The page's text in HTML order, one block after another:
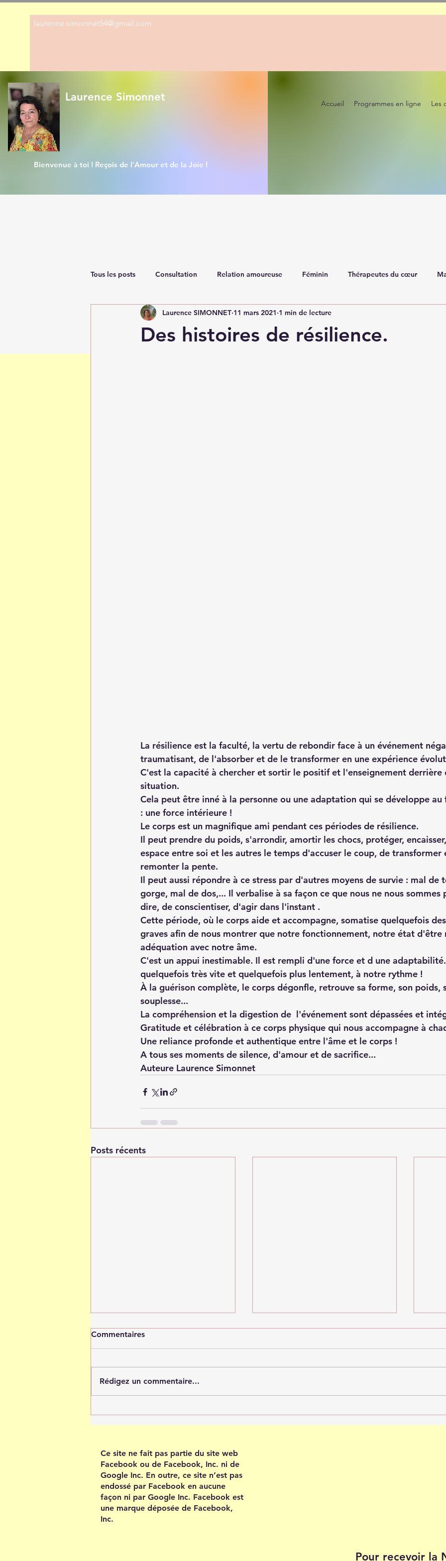
laurence.simonnet54@gmail.com
Laurence Simonnet
Bienvenue à toi ! Reçois de l'Amour et de la Joie !
Accueil Programmes en ligne Les
Tous les posts Consultation Relation amoureuse Féminin Thérapeutes du cœur
Renaissance
Des histoires de résilience.
Laurence SIMONNET 11 mars 2021 1 min de lecture
La résilience est la faculté, la vertu de rebondir face à un événement
traumatisant, de l'absorber et de le transformer en une expérience
C'est la capacité à chercher et sortir le positif et l'enseignement derrière
situation.
Cela peut être inné à la personne ou une adaptation qui se développe au
: une force intérieure !
Le corps est un magnifique ami pendant ces périodes de résilience.
Il peut prendre du poids, s'arrondir, amortir les chocs, protéger,
espace entre soi et les autres le temps d'accuser le coup, de transformer
remonter la pente.
Il peut aussi répondre à ce stress par d'autres moyens de survie : mal de
gorge, mal de dos,... Il verbalise à sa façon ce que nous ne nous sommes
dire, de conscientiser, d'agir dans l'instant .
Cette période, où le corps aide et accompagne, somatise quelquefois
graves afin de nous montrer que notre fonctionnement, notre état d'être
adéquation avec notre âme.
C'est un appui inestimable. Il est rempli d'une force et d une
quelquefois très vite et quelquefois plus lentement, à notre rythme !
À la guérison complète, le corps dégonfle, retrouve sa forme, son poids,
souplesse...
La compréhension et la digestion de  l'événement sont dépassées et
Gratitude et célébration à ce corps physique qui nous accompagne à
Une reliance profonde et authentique entre l'âme et le corps !
A tous ses moments de silence, d'amour et de sacrifice...
Auteure Laurence Simonnet
Posts récents
crois en toi
Recevoir en confiance
Commentaires
Rédigez un commentaire...
Ce site ne fait pas partie du site web
Facebook ou de Facebook, Inc. ni de
Google Inc. En outre, ce site n’est pas
endossé par Facebook en aucune
façon ni par Google Inc. Facebook est
une marque déposée de Facebook,
Inc.
Pour recevoir la